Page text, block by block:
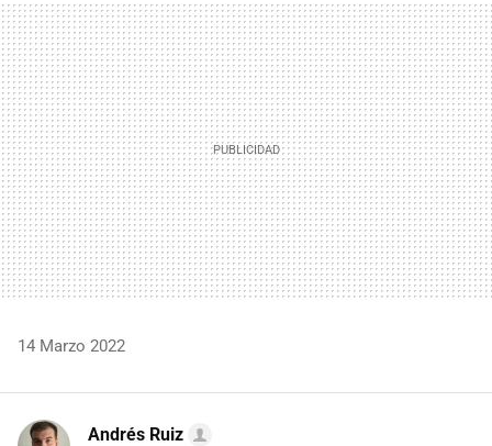
MAIL
14 Marzo 2022
Andrés Ruiz